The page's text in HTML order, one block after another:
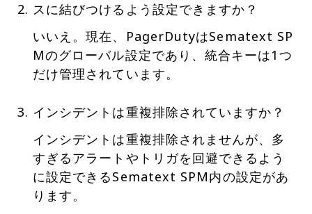
スに結びつけるよう設定できますか？
いいえ。現在、PagerDutyはSematext SP
Mのグローバル設定であり、統合キーは1つ
だけ管理されています。
インシデントは重複排除されていますか？
インシデントは重複排除されませんが、多
すぎるアラートやトリガを回避できるよう
に設定できるSematext SPM内の設定があ
ります。